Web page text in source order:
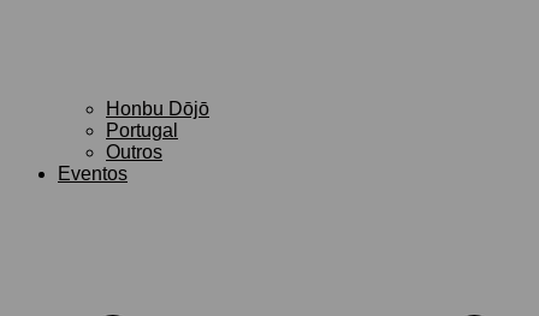
Honbu Dōjō
Portugal
Outros
Eventos